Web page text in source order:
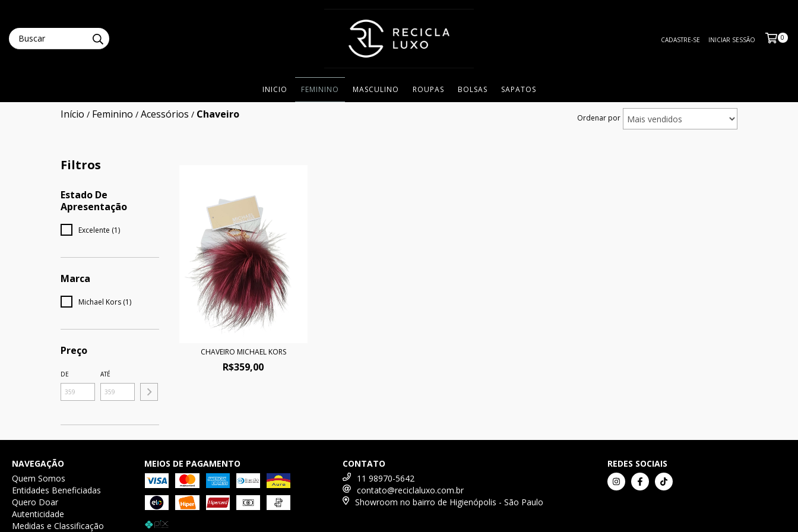
CADASTRE-SE INICIAR SESSÃO 0
INICIO FEMININO MASCULINO ROUPAS BOLSAS SAPATOS
Início / Feminino / Acessórios / Chaveiro Ordenar por
Filtros
Estado De
Apresentação
Excelente (1)
Marca
Michael Kors (1)
Preço
DE ATÉ
CHAVEIRO MICHAEL KORS
R$359,00
NAVEGAÇÃO
Quem Somos
Entidades Beneficiadas
Quero Doar
Autenticidade
Medidas e Classificação
MEIOS DE PAGAMENTO
CONTATO
11 98970-5642
contato@reciclaluxo.com.br
Showroom no bairro de Higienópolis - São Paulo
REDES SOCIAIS